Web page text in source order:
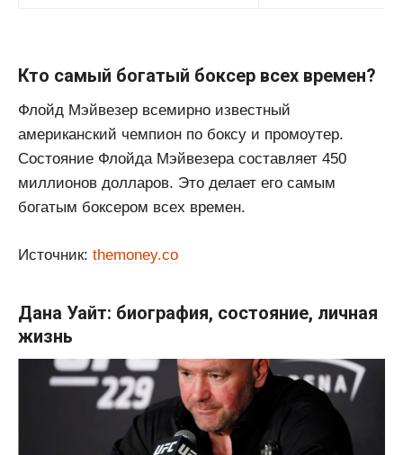
Кто самый богатый боксер всех времен?
Флойд Мэйвезер всемирно известный
американский чемпион по боксу и промоутер.
Состояние Флойда Мэйвезера составляет 450
миллионов долларов. Это делает его самым
богатым боксером всех времен.
Источник: themoney.co
Дана Уайт: биография, состояние, личная
жизнь